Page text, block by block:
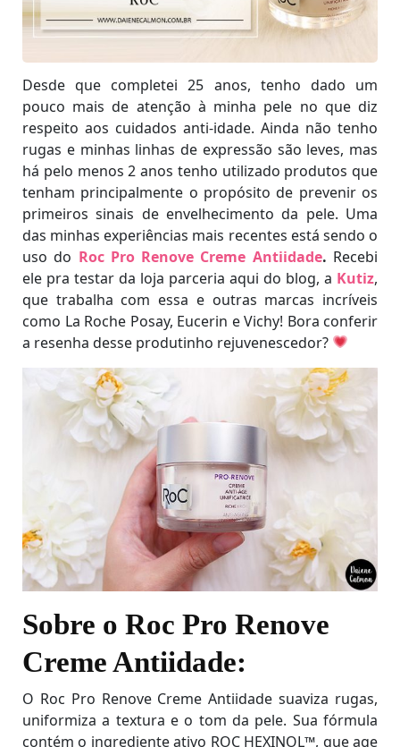
Desde que completei 25 anos, tenho dado um
pouco mais de atenção à minha pele no que diz
respeito aos cuidados anti-idade. Ainda não tenho
rugas e minhas linhas de expressão são leves, mas
há pelo menos 2 anos tenho utilizado produtos que
tenham principalmente o propósito de prevenir os
primeiros sinais de envelhecimento da pele. Uma
das minhas experiências mais recentes está sendo o
uso do Roc Pro Renove Creme Antiidade. Recebi
ele pra testar da loja parceria aqui do blog, a Kutiz,
que trabalha com essa e outras marcas incríveis
como La Roche Posay, Eucerin e Vichy! Bora conferir
a resenha desse produtinho rejuvenescedor?
Sobre o Roc Pro Renove
Creme Antiidade:
O Roc Pro Renove Creme Antiidade suaviza rugas,
uniformiza a textura e o tom da pele. Sua fórmula
contém o ingrediente ativo ROC HEXINOL™, que age